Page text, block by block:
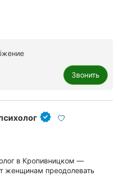
Звонить
в Кропивницком —
женщинам преодолевать